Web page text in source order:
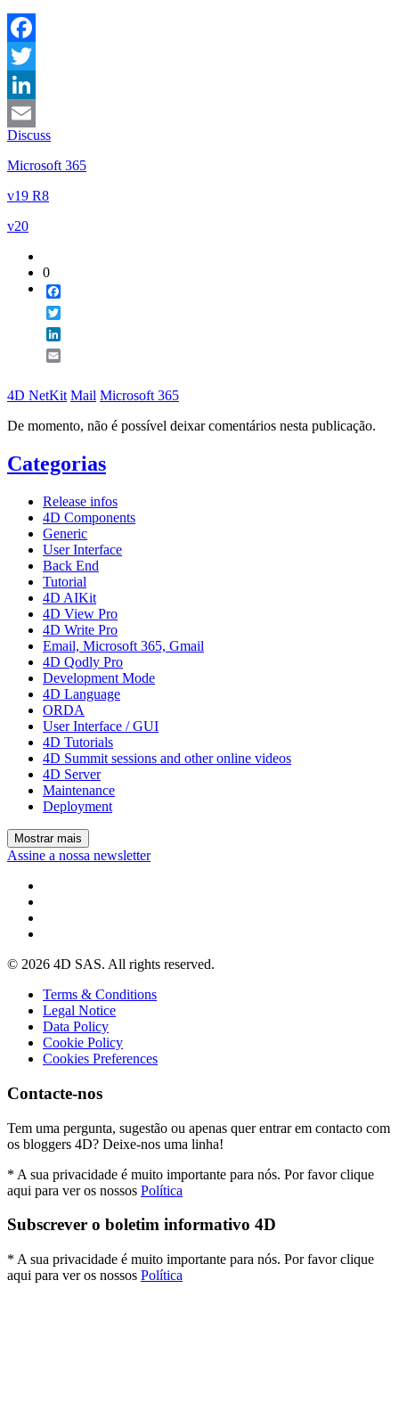
Facebook
Twitter
LinkedIn
Email
Discuss
Microsoft 365
v19 R8
v20
0
4D NetKit Mail Microsoft 365
De momento, não é possível deixar comentários nesta publicação.
Categorias
Release infos
4D Components
Generic
User Interface
Back End
Tutorial
4D AIKit
4D View Pro
4D Write Pro
Email, Microsoft 365, Gmail
4D Qodly Pro
Development Mode
4D Language
ORDA
User Interface / GUI
4D Tutorials
4D Summit sessions and other online videos
4D Server
Maintenance
Deployment
Mostrar mais
Assine a nossa newsletter
© 2026 4D SAS. All rights reserved.
Terms & Conditions
Legal Notice
Data Policy
Cookie Policy
Cookies Preferences
Contacte-nos
Tem uma pergunta, sugestão ou apenas quer entrar em contacto com
os bloggers 4D? Deixe-nos uma linha!
* A sua privacidade é muito importante para nós. Por favor clique
aqui para ver os nossos Política
Subscrever o boletim informativo 4D
* A sua privacidade é muito importante para nós. Por favor clique
aqui para ver os nossos Política